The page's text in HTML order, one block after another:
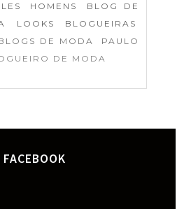
HOMENS
BLOG DE
LOOKS
BLOGUEIRAS
DE MODA
PAULO
DE MODA
FACEBOOK